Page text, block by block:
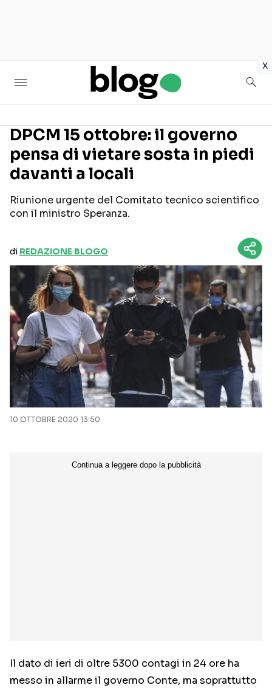
x
Seguici sui social
DPCM 15 ottobre: il governo
pensa di vietare sosta in piedi
davanti a locali
Riunione urgente del Comitato tecnico scientifico
con il ministro Speranza.
di REDAZIONE BLOGO
10 OTTOBRE 2020 13:50
Il dato di ieri di oltre 5300 contagi in 24 ore ha
messo in allarme il governo Conte, ma soprattutto